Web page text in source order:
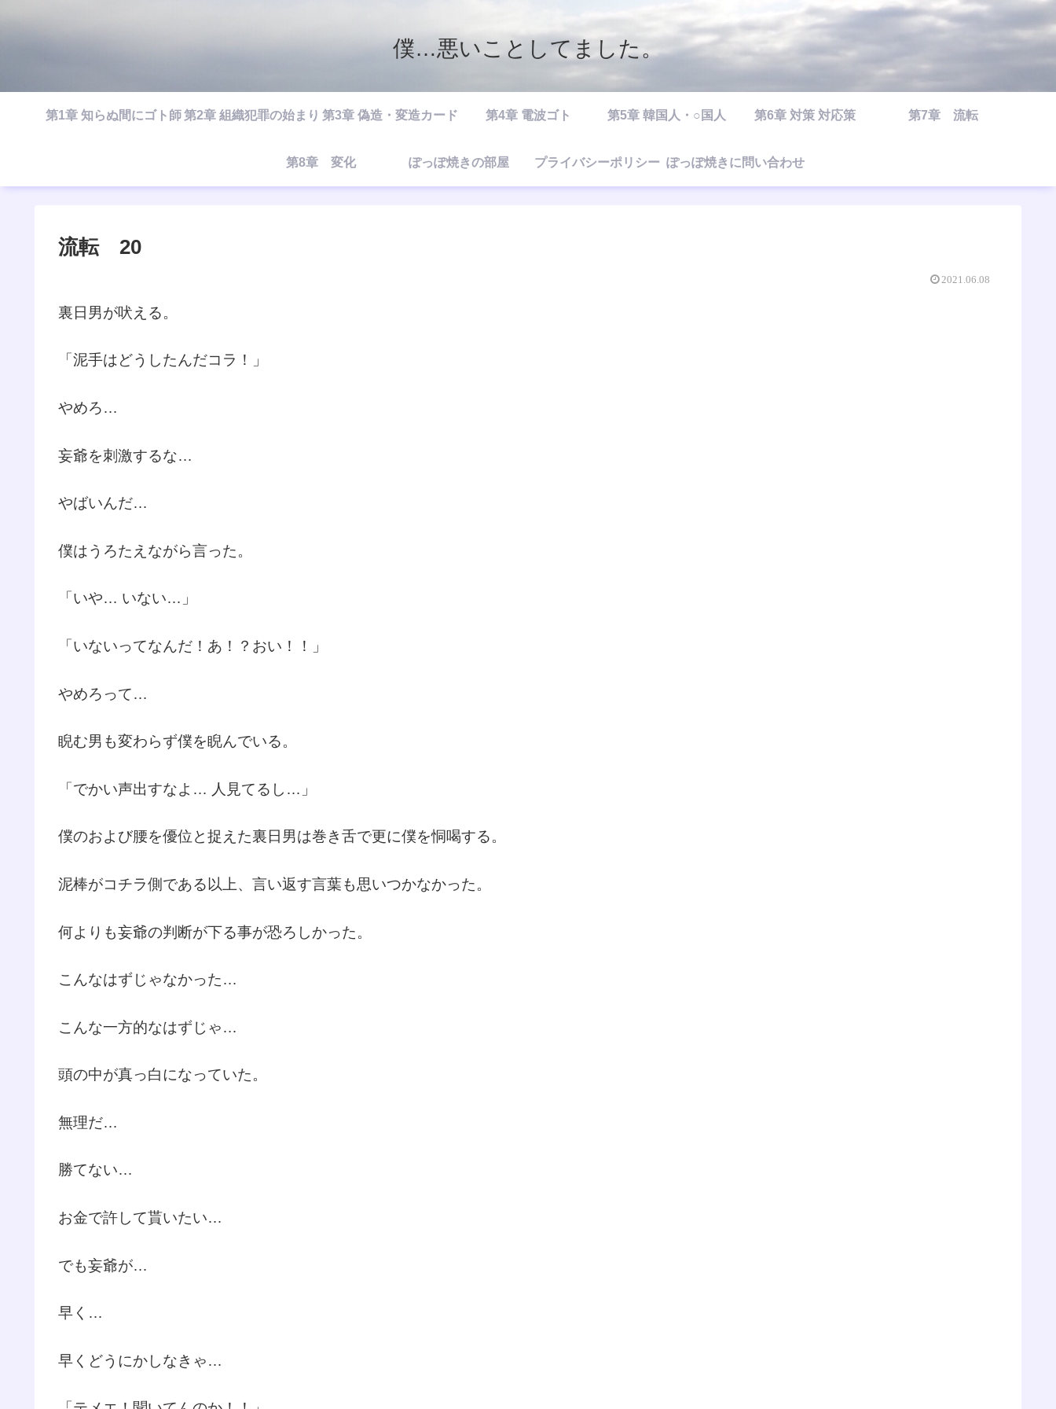
僕…悪いことしてました。
第1章 知らぬ間にゴト師 第2章 組織犯罪の始まり 第3章 偽造・変造カード 第4章 電波ゴト 第5章 韓国人・○国人 第6章 対策 対応策 第7章 流転
第8章 変化 ぽっぽ焼きの部屋 プライバシーポリシー ぽっぽ焼きに問い合わせ
流転 20
2021.06.08
裏日男が吠える。
「泥手はどうしたんだコラ！」
やめろ…
妄爺を刺激するな…
やばいんだ…
僕はうろたえながら言った。
「いや… いない…」
「いないってなんだ！あ！？おい！！」
やめろって…
睨む男も変わらず僕を睨んでいる。
「でかい声出すなよ… 人見てるし…」
僕のおよび腰を優位と捉えた裏日男は巻き舌で更に僕を恫喝する。
泥棒がコチラ側である以上、言い返す言葉も思いつかなかった。
何よりも妄爺の判断が下る事が恐ろしかった。
こんなはずじゃなかった…
こんな一方的なはずじゃ…
頭の中が真っ白になっていた。
無理だ…
勝てない…
お金で許して貰いたい…
でも妄爺が…
早く…
早くどうにかしなきゃ…